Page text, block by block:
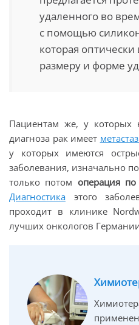
удаленного во
с помощью
которая
размеру и форме
Пациентам же, у которых
диагноза рак имеет
у которых имеются
заболевания, изначально
только потом операция
Диагностика этого
проходит в клинике
лучших онкологов